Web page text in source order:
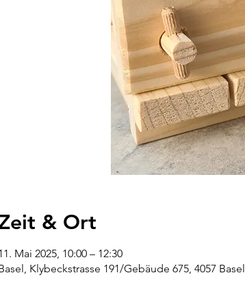
& Ort
Mai 2025, 10:00 – 12:30
Klybeckstrasse 191/Gebäude 675, 4057 Basel